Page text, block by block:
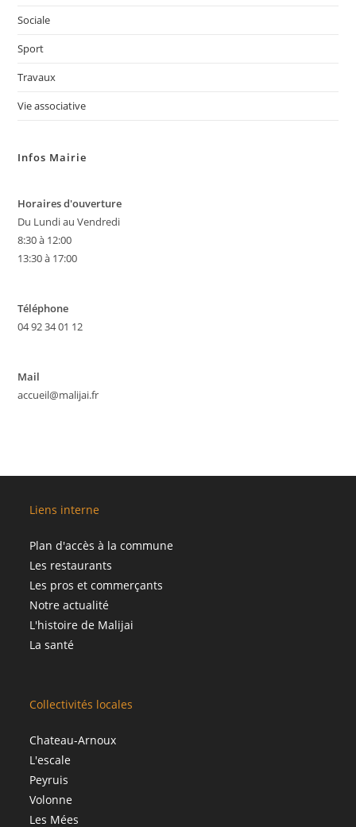
Sociale
Sport
Travaux
Vie associative
Infos Mairie
Horaires d'ouverture
Du Lundi au Vendredi
8:30 à 12:00
13:30 à 17:00
Téléphone
04 92 34 01 12
Mail
accueil@malijai.fr
Liens interne
Plan d'accès à la commune
Les restaurants
Les pros et commerçants
Notre actualité
L'histoire de Malijai
La santé
Collectivités locales
Chateau-Arnoux
L'escale
Peyruis
Volonne
Les Mées